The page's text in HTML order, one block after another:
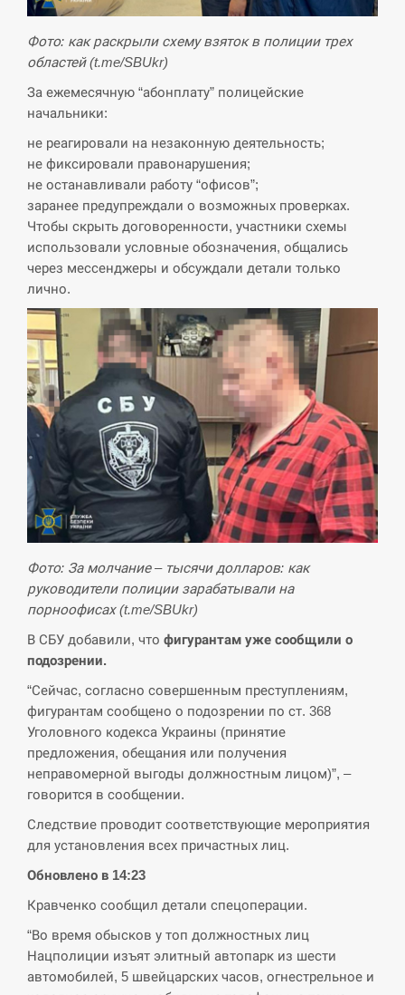
Фото: как раскрыли схему взяток в полиции трех
областей (t.me/SBUkr)
За ежемесячную “абонплату” полицейские
начальники:
не реагировали на незаконную деятельность;
не фиксировали правонарушения;
не останавливали работу “офисов”;
заранее предупреждали о возможных проверках.
Чтобы скрыть договоренности, участники схемы
использовали условные обозначения, общались
через мессенджеры и обсуждали детали только
лично.
Фото: За молчание – тысячи долларов: как
руководители полиции зарабатывали на
порноофисах (t.me/SBUkr)
В СБУ добавили, что фигурантам уже сообщили о
подозрении.
“Сейчас, согласно совершенным преступлениям,
фигурантам сообщено о подозрении по ст. 368
Уголовного кодекса Украины (принятие
предложения, обещания или получения
неправомерной выгоды должностным лицом)”, –
говорится в сообщении.
Следствие проводит соответствующие мероприятия
для установления всех причастных лиц.
Обновлено в 14:23
Кравченко сообщил детали спецоперации.
“Во время обысков у топ должностных лиц
Нацполиции изъят элитный автопарк из шести
автомобилей, 5 швейцарских часов, огнестрельное и